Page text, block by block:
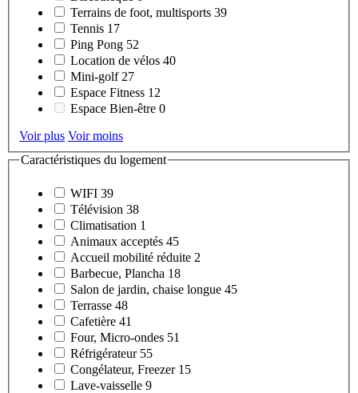
Terrains de foot, multisports 39
Tennis 17
Ping Pong 52
Location de vélos 40
Mini-golf 27
Espace Fitness 12
Espace Bien-être 0
Voir plus Voir moins
Caractéristiques du logement
WIFI 39
Télévision 38
Climatisation 1
Animaux acceptés 45
Accueil mobilité réduite 2
Barbecue, Plancha 18
Salon de jardin, chaise longue 45
Terrasse 48
Cafetière 41
Four, Micro-ondes 51
Réfrigérateur 55
Congélateur, Freezer 15
Lave-vaisselle 9